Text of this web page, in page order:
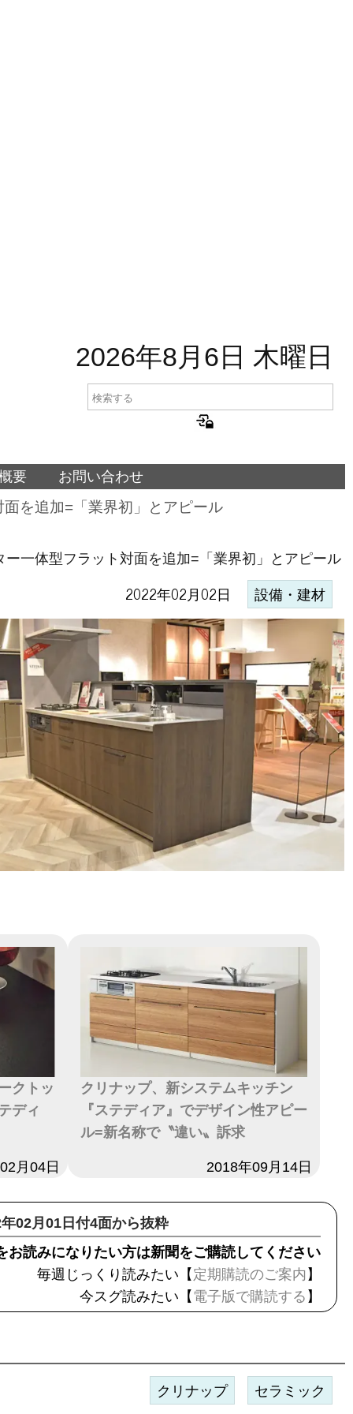
2026年8月6日 木曜日
要 お問い合わせ
を追加=「業界初」とアピール
一体型フラット対面を追加=「業界初」とアピール
2022年02月02日 設備・建材
クトッ
ディ
月04日
クリナップ、新システムキッチン
『ステディア』でデザイン性アピー
ル=新名称で〝違い〟訴求
2018年09月14日
02月01日付4面から抜粋
お読みになりたい方は新聞をご購読してください
毎週じっくり読みたい【 定期購読のご案内 】
今スグ読みたい【 電子版で購読する 】
クリナップ セラミック